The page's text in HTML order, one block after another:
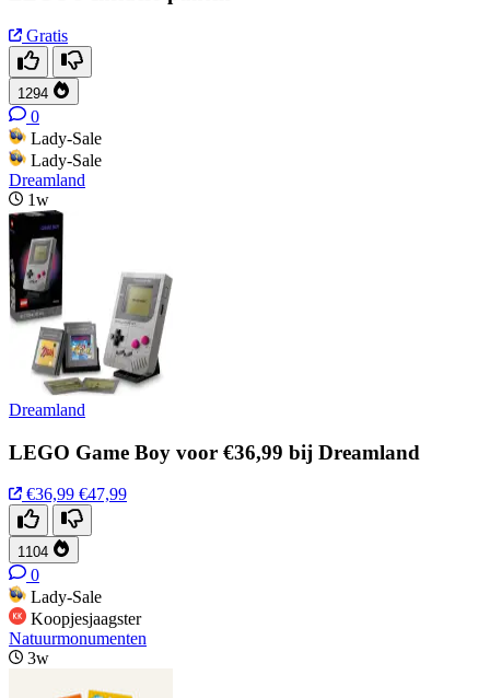
Gratis
1294
0
Lady-Sale
Lady-Sale
Dreamland
1w
Dreamland
LEGO Game Boy voor €36,99 bij Dreamland
€36,99 €47,99
1104
0
Lady-Sale
Koopjesjaagster
Natuurmonumenten
3w